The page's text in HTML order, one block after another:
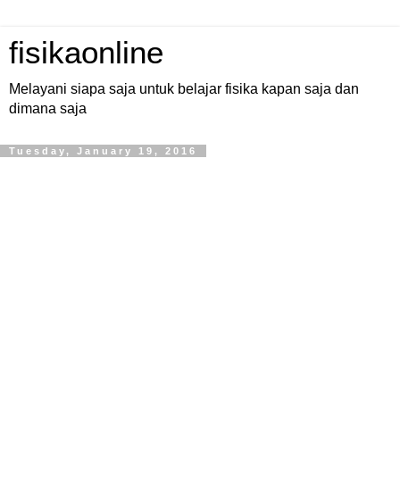
fisikaonline
Melayani siapa saja untuk belajar fisika kapan saja dan
dimana saja
Tuesday, January 19, 2016